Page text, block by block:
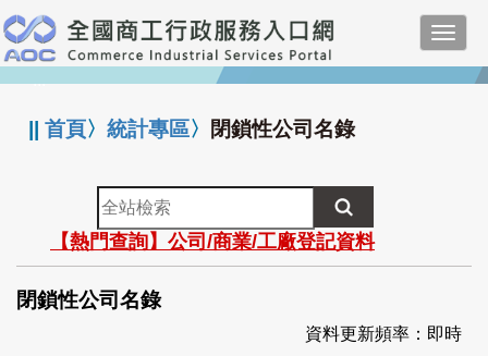
跳
到
主
要
:::
||首頁〉統計專區〉 閉鎖性公司名錄
全
站
檢
索
【熱門查詢】公司/商業/工廠登記資料
閉鎖性公司名錄
資料更新頻率：即時